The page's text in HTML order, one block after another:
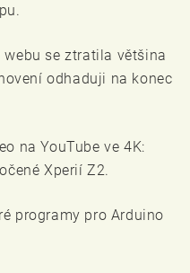
se ztratila většina
odhaduji na konec
na YouTube ve 4K:
Xperií Z2.
programy pro Arduino